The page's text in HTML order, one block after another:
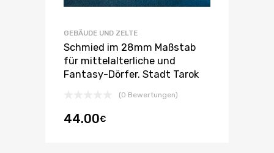
GEBÄUDE UND ZELTE
Schmied im 28mm Maßstab
für mittelalterliche und
Fantasy-Dörfer. Stadt Tarok
(0 Bewertungen)
44.00€